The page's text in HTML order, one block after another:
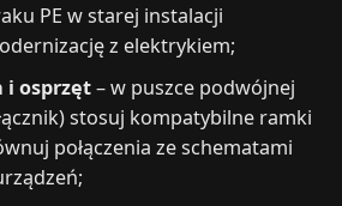
PE w starej instalacji
z elektrykiem;
i osprzęt– w puszce podwójnej
stosuj kompatybilne ramki
połączenia ze schematami